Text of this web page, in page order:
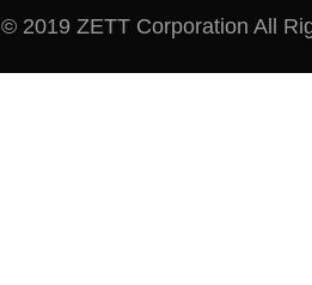
© 2019 ZETT Corporation All